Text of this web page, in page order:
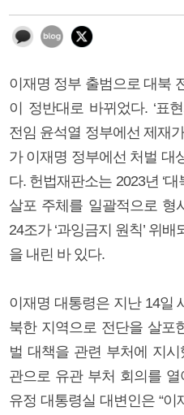
이재명 정부 출범으로 대북
이 정반대로 바뀌었다. ‘표
전임 윤석열 정부에선 제재
가 이재명 정부에선 처벌 대
다. 헌법재판소는 2023년 ‘
살포 주체를 일괄적으로 형
24조가 ‘과잉금지 원칙’ 위
을 내린 바 있다.
이재명 대통령은 지난 14일
북한 지역으로 전단을 살포
벌 대책을 관련 부처에 지
관으로 유관 부처 회의를
유정 대통령실 대변인은 “